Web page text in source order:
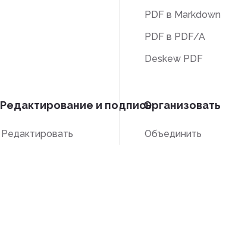
Редактирование и подпись
Редактировать
PDF в Markdown
PDF в PDF/A
Deskew PDF
Организовать
Объединить